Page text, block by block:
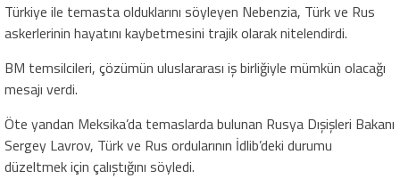
Türkiye ile temasta olduklarını söyleyen Nebenzia, Türk ve Rus
askerlerinin hayatını kaybetmesini trajik olarak nitelendirdi.
BM temsilcileri, çözümün uluslararası iş birliğiyle mümkün olacağı
mesajı verdi.
Öte yandan Meksika’da temaslarda bulunan Rusya Dışişleri Bakanı
Sergey Lavrov, Türk ve Rus ordularının İdlib’deki durumu
düzeltmek için çalıştığını söyledi.